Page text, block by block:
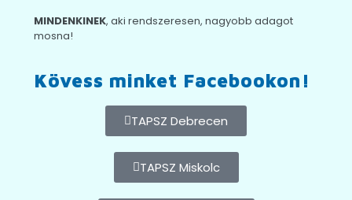
MINDENKINEK, aki rendszeresen, nagyobb adagot
mosna!
Kövess minket Facebookon!
TAPSZ Debrecen
TAPSZ Miskolc